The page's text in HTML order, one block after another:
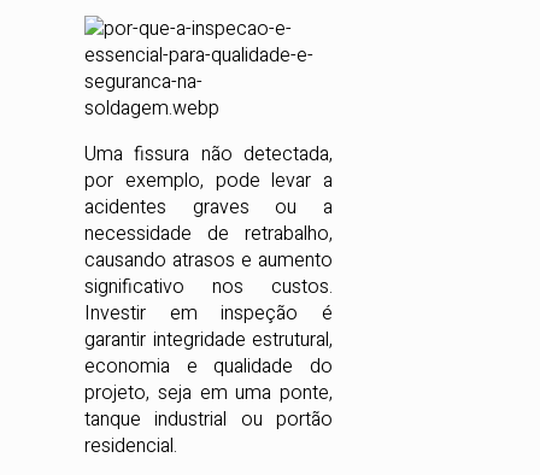
Uma fissura não detectada,
por exemplo, pode levar a
acidentes graves ou a
necessidade de retrabalho,
causando atrasos e aumento
significativo nos custos.
Investir em inspeção é
garantir integridade estrutural,
economia e qualidade do
projeto, seja em uma ponte,
tanque industrial ou portão
residencial.